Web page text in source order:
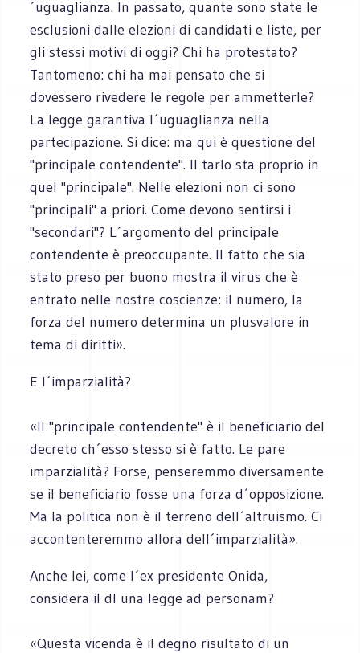
´uguaglianza. In passato, quante sono state le
esclusioni dalle elezioni di candidati e liste, per
gli stessi motivi di oggi? Chi ha protestato?
Tantomeno: chi ha mai pensato che si
dovessero rivedere le regole per ammetterle?
La legge garantiva l´uguaglianza nella
partecipazione. Si dice: ma qui è questione del
"principale contendente". Il tarlo sta proprio in
quel "principale". Nelle elezioni non ci sono
"principali" a priori. Come devono sentirsi i
"secondari"? L´argomento del principale
contendente è preoccupante. Il fatto che sia
stato preso per buono mostra il virus che è
entrato nelle nostre coscienze: il numero, la
forza del numero determina un plusvalore in
tema di diritti».
E l´imparzialità?
«Il "principale contendente" è il beneficiario del
decreto ch´esso stesso si è fatto. Le pare
imparzialità? Forse, penseremmo diversamente
se il beneficiario fosse una forza d´opposizione.
Ma la politica non è il terreno dell´altruismo. Ci
accontenteremmo allora dell´imparzialità».
Anche lei, come l´ex presidente Onida,
considera il dl una legge ad personam?
«Questa vicenda è il degno risultato di un